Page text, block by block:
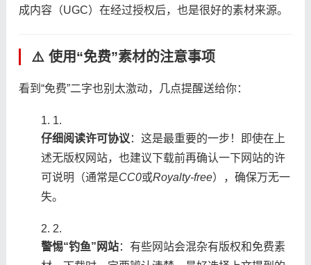
成内容（UGC）在经过授权后，也是很好的素材来源。
⚠️ 使用“免费”素材的注意事项
看到“免费”二字也别太激动，几点提醒送给你：
1.
​仔细阅读许可协议​ ​：这是最重要的一步！即使在上
述无版权网站，也建议下载前再确认一下网站的许
可说明（通常是CC0或Royalty-free），确保万无一
失。
2.
​警惕“钓鱼”网站​​：有些网站会混杂有版权和免费素